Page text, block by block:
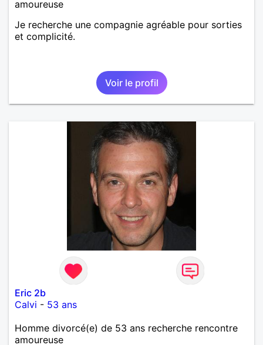
amoureuse
Je recherche une compagnie agréable pour sorties
et complicité.
Voir le profil
Eric 2b
Calvi - 53 ans
Homme divorcé(e) de 53 ans recherche rencontre
amoureuse